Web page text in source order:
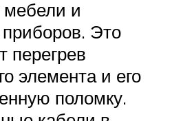
мебели и
приборов. Это
перегрев
элемента и его
поломку.